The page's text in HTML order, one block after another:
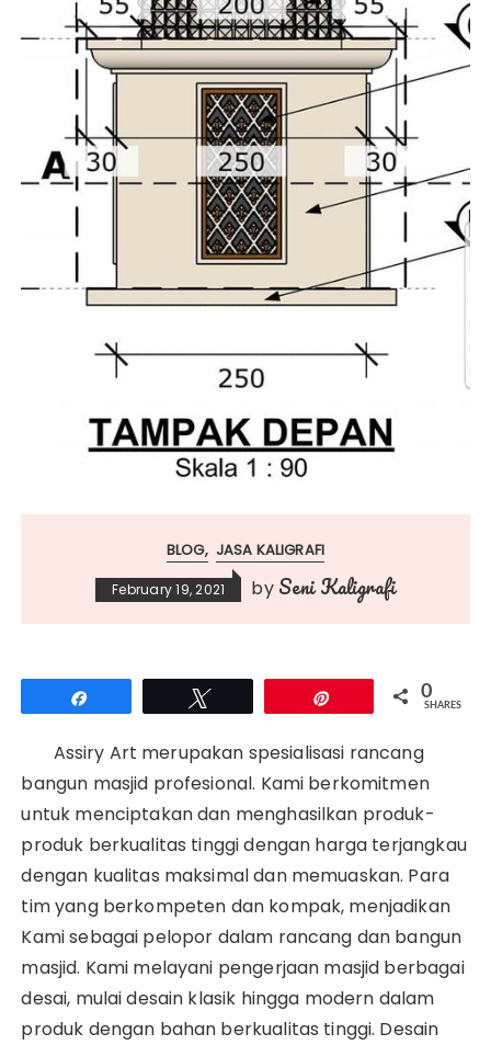
BLOG JASA KALIGRAFI
February 19, 2021 by Seni Kaligrafi
0
SHARES
Assiry Art merupakan spesialisasi rancang
bangun masjid profesional. Kami berkomitmen
untuk menciptakan dan menghasilkan produk-
produk berkualitas tinggi dengan harga terjangkau
dengan kualitas maksimal dan memuaskan. Para
tim yang berkompeten dan kompak, menjadikan
Kami sebagai pelopor dalam rancang dan bangun
masjid. Kami melayani pengerjaan masjid berbagai
desai, mulai desain klasik hingga modern dalam
produk dengan bahan berkualitas tinggi. Desain